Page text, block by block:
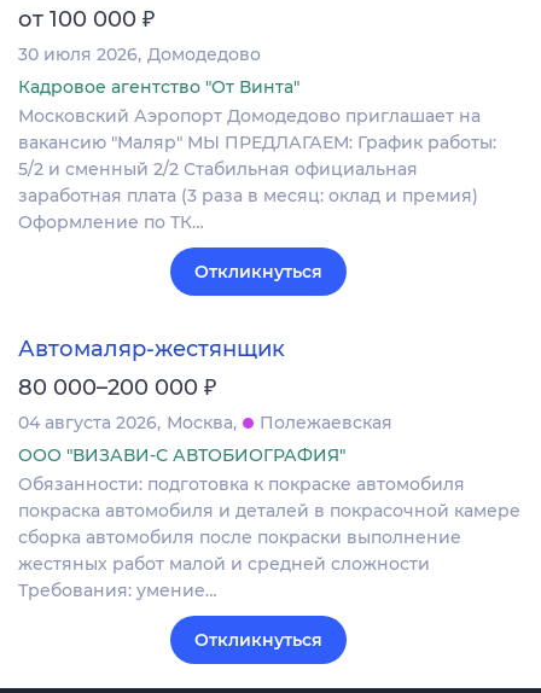
от 100 000 ₽
30 июля 2026 Домодедово
Кадровое агентство "От Винта"
Московский Аэропорт Домодедово приглашает на
вакансию "Маляр" МЫ ПРЕДЛАГАЕМ: График работы:
5/2 и сменный 2/2 Стабильная официальная
заработная плата (3 раза в месяц: оклад и премия)
Оформление по ТК…
Откликнуться
Автомаляр-жестянщик
80 000–200 000 ₽
04 августа 2026 Москва
Полежаевская
ООО "ВИЗАВИ-С АВТОБИОГРАФИЯ"
Обязанности: подготовка к покраске автомобиля
покраска автомобиля и деталей в покрасочной камере
сборка автомобиля после покраски выполнение
жестяных работ малой и средней сложности
Требования: умение…
Откликнуться